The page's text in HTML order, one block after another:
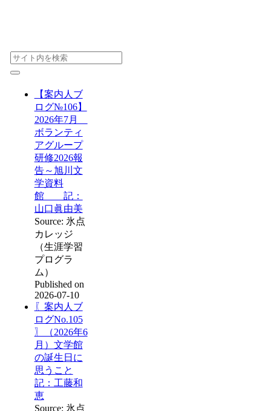
【案内人ブ
ログ№106】
2026年7月
ボランティ
アグループ
研修2026報
告～旭川文
学資料
館 記：
山口眞由美
Source: 氷点
カレッジ
（生涯学習
プログラ
ム）
Published on
2026-07-10
〖案内人ブ
ログNo.105
〗（2026年6
月）文学館
の誕生日に
思うこと
記：工藤和
恵
Source: 氷点